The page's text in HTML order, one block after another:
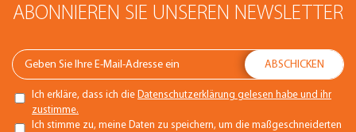
ABONNIEREN SIE UNSEREN NEWSLETTER
Ich erkläre, dass ich die Datenschutzerklärung gelesen habe und ihr
zustimme.
Ich stimme zu, meine Daten zu speichern, um die maßgeschneiderten